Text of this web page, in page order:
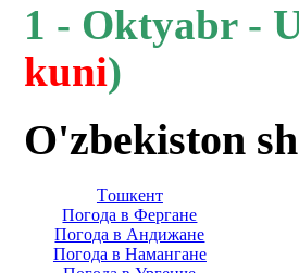
1 - Oktyabr -
kuni)
O'zbekiston
Тoшкент
Погода в Фергане
Погода в Андижане
Погода в Намангане